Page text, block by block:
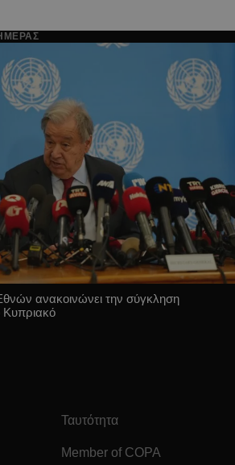
ανακοινώνει την σύγκληση
Κυπριακό
Ταυτότητα
Member of COPA